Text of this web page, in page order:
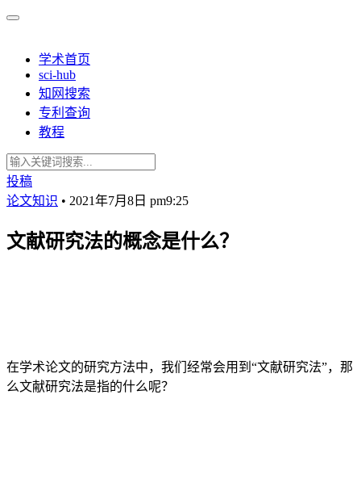
学术首页
sci-hub
知网搜索
专利查询
教程
投稿
论文知识 • 2021年7月8日 pm9:25
文献研究法的概念是什么？
在学术论文的研究方法中，我们经常会用到“文献研究法”，那
么文献研究法是指的什么呢？